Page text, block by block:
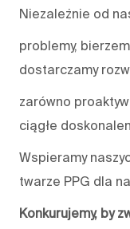
Niezależnie od
problemy,
dostarczamy
zarówno
ciągłe
Wspieramy
twarze PPG dla
Konkurujemy, by